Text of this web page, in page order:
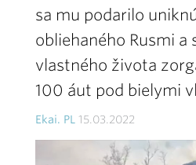
sa mu podarilo
obliehaného Rusmi a
vlastného života
100 áut pod bielymi
Ekai. PL 15.03.2022